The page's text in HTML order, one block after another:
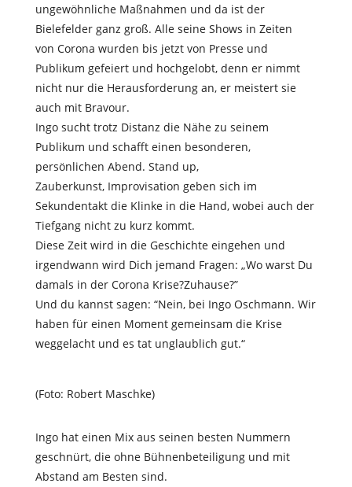
ungewöhnliche Maßnahmen und da ist der
Bielefelder ganz groß. Alle seine Shows in Zeiten
von Corona wurden bis jetzt von Presse und
Publikum gefeiert und hochgelobt, denn er nimmt
nicht nur die Herausforderung an, er meistert sie
auch mit Bravour.
Ingo sucht trotz Distanz die Nähe zu seinem
Publikum und schafft einen besonderen,
persönlichen Abend. Stand up,
Zauberkunst, Improvisation geben sich im
Sekundentakt die Klinke in die Hand, wobei auch der
Tiefgang nicht zu kurz kommt.
Diese Zeit wird in die Geschichte eingehen und
irgendwann wird Dich jemand Fragen: „Wo warst Du
damals in der Corona Krise?Zuhause?”
Und du kannst sagen: “Nein, bei Ingo Oschmann. Wir
haben für einen Moment gemeinsam die Krise
weggelacht und es tat unglaublich gut.“
(Foto: Robert Maschke)
Ingo hat einen Mix aus seinen besten Nummern
geschnürt, die ohne Bühnenbeteiligung und mit
Abstand am Besten sind.